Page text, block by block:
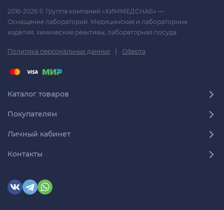
2016-2026 © Группа компаний «ХИММЕДСНАБ» —
Оснащение лабораторий. Медицинские и лабораторные
изделия, химические реактивы, лабораторная посуда.
Политика персональных данных | Оферта
Каталог товаров
Покупателям
Личный кабинет
Контакты